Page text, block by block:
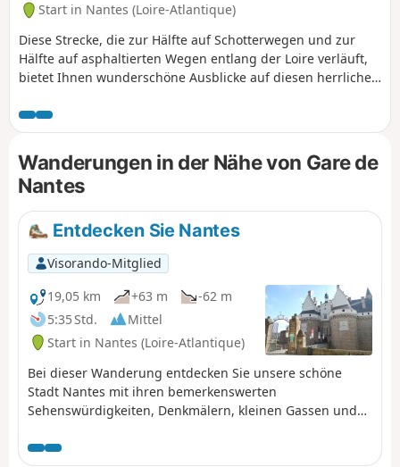
Start in Nantes (Loire-Atlantique)
Diese Strecke, die zur Hälfte auf Schotterwegen und zur
Hälfte auf asphaltierten Wegen entlang der Loire verläuft,
bietet Ihnen wunderschöne Ausblicke auf diesen herrlichen
schöne schattige Abschnitte. Mehrere Guinguettes (Bistros)
entlang der Strecke bieten Ihnen die Möglichkeit, sich zu
stärken und/oder Ihren Durst zu stillen, und das an Orten,
die aufgrund ihrer Ruhe und ihrer idealen Lage ausgewählt
wurden.
Wanderungen in der Nähe von Gare de
Nantes
Entdecken Sie Nantes
Visorando-Mitglied
19,05 km
+63 m
-62 m
5:35 Std.
Mittel
Start in Nantes (Loire-Atlantique)
Bei dieser Wanderung entdecken Sie unsere schöne
Stadt Nantes mit ihren bemerkenswerten
Sehenswürdigkeiten, Denkmälern, kleinen Gassen und
auf eine „echte” Kreuzfahrt von zweimal 10 Minuten auf